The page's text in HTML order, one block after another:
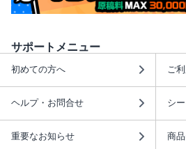
サポートメニュー
初めての方へ ご
ヘルプ・お問合せ シ
重要なお知らせ 商